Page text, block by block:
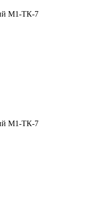
М1-ТК-7
М1-ТК-7